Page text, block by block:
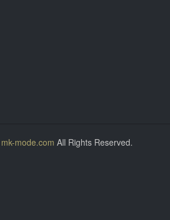
mk-mode.com All Rights Reserved.